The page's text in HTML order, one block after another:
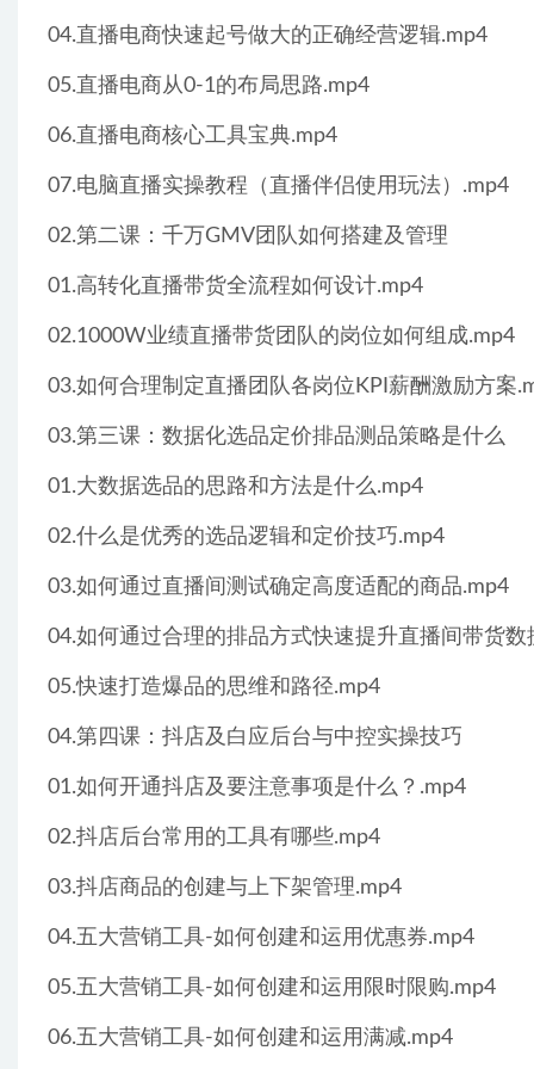
04.直播电商快速起号做大的正确经营逻辑.mp4
05.直播电商从0-1的布局思路.mp4
06.直播电商核心工具宝典.mp4
07.电脑直播实操教程（直播伴侣使用玩法）.mp4
02.第二课：千万GMV团队如何搭建及管理
01.高转化直播带货全流程如何设计.mp4
02.1000W业绩直播带货团队的岗位如何组成.mp4
03.如何合理制定直播团队各岗位KPI薪酬激励方案
03.第三课：数据化选品定价排品测品策略是什么
01.大数据选品的思路和方法是什么.mp4
02.什么是优秀的选品逻辑和定价技巧.mp4
03.如何通过直播间测试确定高度适配的商品.mp4
04.如何通过合理的排品方式快速提升直播间带货数
05.快速打造爆品的思维和路径.mp4
04.第四课：抖店及白应后台与中控实操技巧
01.如何开通抖店及要注意事项是什么？.mp4
02.抖店后台常用的工具有哪些.mp4
03.抖店商品的创建与上下架管理.mp4
04.五大营销工具-如何创建和运用优惠券.mp4
05.五大营销工具-如何创建和运用限时限购.mp4
06.五大营销工具-如何创建和运用满减.mp4